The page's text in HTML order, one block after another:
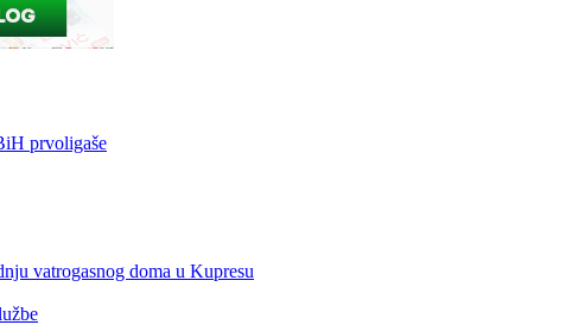
prvoligaše
vatrogasnog doma u Kupresu